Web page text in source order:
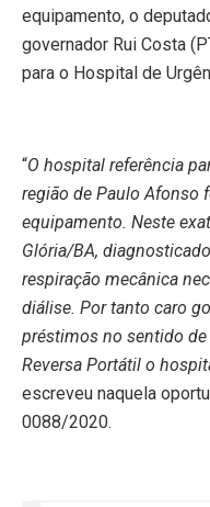
equipamento, o
governador Rui Costa
para o Hospital de
“O hospital referência
região de Paulo Afonso
equipamento. Neste
Glória/BA,
respiração mecânica
diálise. Por tanto caro
préstimos no sentido
Reversa Portátil o
escreveu naquela
0088/2020.